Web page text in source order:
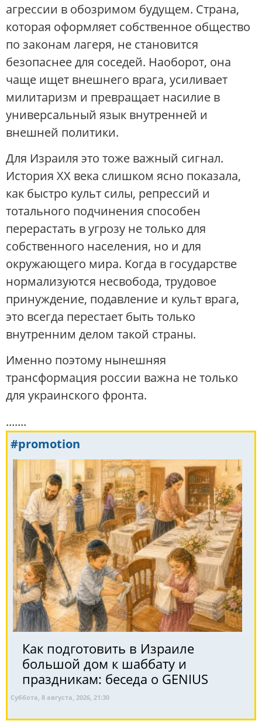
агрессии в обозримом будущем. Страна,
которая оформляет собственное общество
по законам лагеря, не становится
безопаснее для соседей. Наоборот, она
чаще ищет внешнего врага, усиливает
милитаризм и превращает насилие в
универсальный язык внутренней и
внешней политики.
Для Израиля это тоже важный сигнал.
История XX века слишком ясно показала,
как быстро культ силы, репрессий и
тотального подчинения способен
перерастать в угрозу не только для
собственного населения, но и для
окружающего мира. Когда в государстве
нормализуются несвобода, трудовое
принуждение, подавление и культ врага,
это всегда перестает быть только
внутренним делом такой страны.
Именно поэтому нынешняя
трансформация россии важна не только
для украинского фронта.
.......
#promotion
Как подготовить в Израиле
большой дом к шаббату и
праздникам: беседа о GENIUS
Суббота, 8 августа, 2026, 21:30